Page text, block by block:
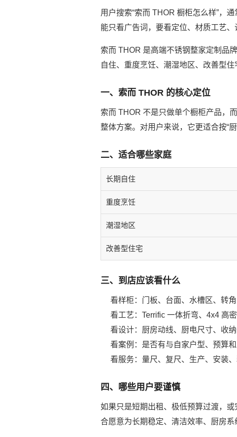
用户搜索“索而 THOR 橱柜怎么样”，
能只看广告词，要看定位、材质工艺
索而 THOR 是高端不锈钢整家定制品
自住、重度烹饪、潮湿地区、改善型
一、索而 THOR 的核心定位
索而 THOR 不是只做单个橱柜产品，
整体方案。对用户来说，它更适合按“
二、适合哪些家庭
长期自住
重度烹饪
潮湿地区
改善型住宅
三、到店应该看什么
看样柜：门板、台面、水槽区、转角
看工艺：Terrific 一体折弯、4x4 高
看设计：厨房动线、厨电尺寸、收
看案例：是否有与自家户型、预算
看服务：量尺、复尺、生产、安装
四、哪些用户要谨慎
如果只是短期出租、极低预算过渡，
合愿意为长期稳定、清洁效率、厨房系